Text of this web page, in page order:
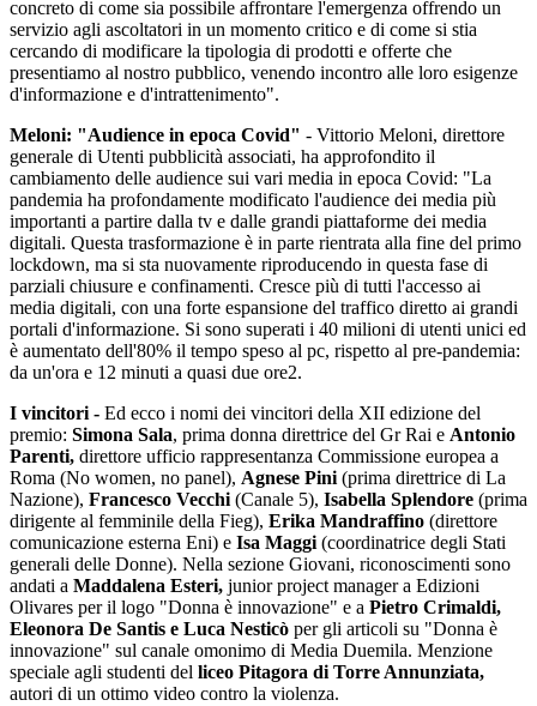
concreto di come sia possibile affrontare l'emergenza offrendo un
servizio agli ascoltatori in un momento critico e di come si stia
cercando di modificare la tipologia di prodotti e offerte che
presentiamo al nostro pubblico, venendo incontro alle loro esigenze
d'informazione e d'intrattenimento".
Meloni: "Audience in epoca Covid" - Vittorio Meloni, direttore
generale di Utenti pubblicità associati, ha approfondito il
cambiamento delle audience sui vari media in epoca Covid: "La
pandemia ha profondamente modificato l'audience dei media più
importanti a partire dalla tv e dalle grandi piattaforme dei media
digitali. Questa trasformazione è in parte rientrata alla fine del primo
lockdown, ma si sta nuovamente riproducendo in questa fase di
parziali chiusure e confinamenti. Cresce più di tutti l'accesso ai
media digitali, con una forte espansione del traffico diretto ai grandi
portali d'informazione. Si sono superati i 40 milioni di utenti unici ed
è aumentato dell'80% il tempo speso al pc, rispetto al pre-pandemia:
da un'ora e 12 minuti a quasi due ore2.
I vincitori - Ed ecco i nomi dei vincitori della XII edizione del
premio: Simona Sala, prima donna direttrice del Gr Rai e Antonio
Parenti, direttore ufficio rappresentanza Commissione europea a
Roma (No women, no panel), Agnese Pini (prima direttrice di La
Nazione), Francesco Vecchi (Canale 5), Isabella Splendore (prima
dirigente al femminile della Fieg), Erika Mandraffino (direttore
comunicazione esterna Eni) e Isa Maggi (coordinatrice degli Stati
generali delle Donne). Nella sezione Giovani, riconoscimenti sono
andati a Maddalena Esteri, junior project manager a Edizioni
Olivares per il logo "Donna è innovazione" e a Pietro Crimaldi,
Eleonora De Santis e Luca Nesticò per gli articoli su "Donna è
innovazione" sul canale omonimo di Media Duemila. Menzione
speciale agli studenti del liceo Pitagora di Torre Annunziata,
autori di un ottimo video contro la violenza.